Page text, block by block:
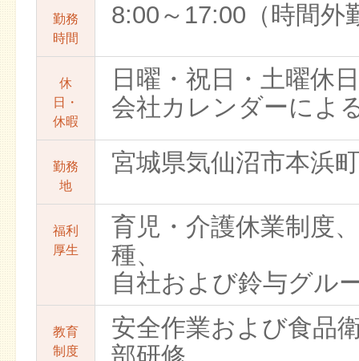
勤務
時間
8:00～17:00（時間外
休
日・
休暇
日曜・祝日・土曜休
会社カレンダーによ
勤務
地
宮城県気仙沼市本浜町
福利
厚生
育児・介護休業制度
種、
自社および鈴与グル
教育
制度
安全作業および食品